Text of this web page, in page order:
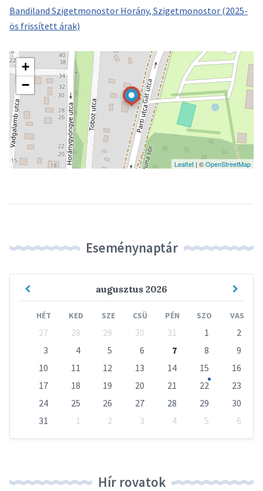
Bandiland Szigetmonostor Horány, Szigetmonostor (2025-
ös frissített árak)
+
−
Leaflet | ©OpenStreetMap
Eseménynaptár
augusztus 2026
Previous
HÉT KED SZE CSÜ PÉN SZO VAS
calendar
27 28 29 30 31 1
2
3
4 5 6 7 8
9
10
11 12 13 14 15
16
17
18 19 20 21 22
23
24
25 26 27 28 29
30
31
1 2 3 4 5
6
Hír rovatok